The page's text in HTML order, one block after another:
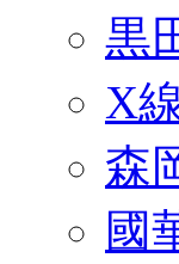
黒
X
森
國